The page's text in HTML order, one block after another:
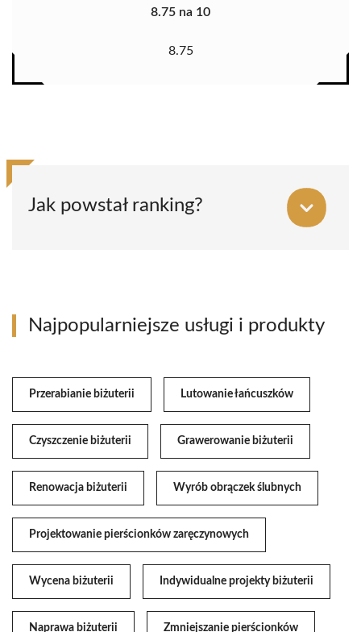
8.75 na 10
8.75
Jak powstał ranking?
Najpopularniejsze usługi i produkty
Przerabianie biżuterii Lutowanie łańcuszków
Czyszczenie biżuterii Grawerowanie biżuterii
Renowacja biżuterii Wyrób obrączek ślubnych
Projektowanie pierścionków zaręczynowych
Wycena biżuterii Indywidualne projekty biżuterii
Naprawa biżuterii Zmniejszanie pierścionków